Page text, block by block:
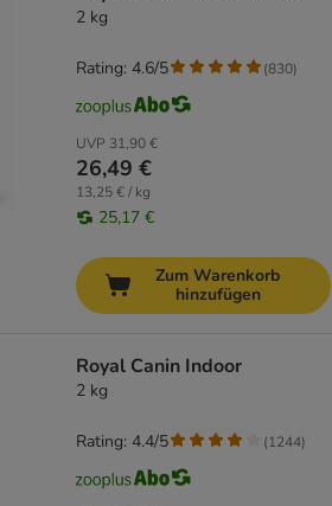
2 kg
UVP 31,90 €
26,49 €
13,25 € / kg
25,17 €
Rating: 4.6/5 (830)
Zum Warenkorb
hinzufügen
Royal Canin Indoor
2 kg
Rating: 4.4/5 (1244)